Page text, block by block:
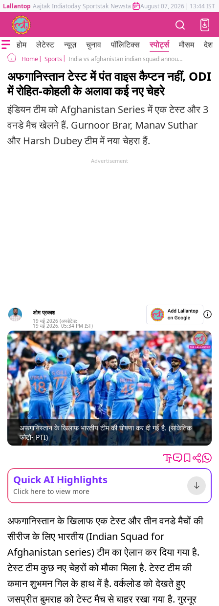
Lallantop Aajtak Indiatoday Sportstak Newstak Mumbai Tak Astrotak
August 07, 2026 | 13:44 IST
होम लेटेस्ट न्यूज़ चुनाव पॉलिटिक्स स्पोर्ट्स मौसम देश
Home Sports India vs afghanistan indian squad announced test series odi series rohit sharma virat kohli harsh dubey gurnoor brar
अफगानिस्तान टेस्ट में पंत वाइस कैप्टन नहीं, ODI
में रोहित-कोहली के अलावा कई नए चेहरे
इंडियन टीम को Afghanistan Series में एक टेस्ट और 3
वनडे मैच खेलने हैं. Gurnoor Brar, Manav Suthar
और Harsh Dubey टीम में नया चेहरा हैं.
Advertisement
ओम प्रकाश
19 मई 2026 (अपडेटेड:
19 मई 2026, 05:34 PM IST)
अफगानिस्तान के खिलाफ भारतीय टीम की घोषणा कर दी गई है. (सांकेतिक
फोटो- PTI)
Quick AI Highlights
Click here to view more
अफगानिस्तान के खिलाफ एक टेस्ट और तीन वनडे मैचों की
सीरीज के लिए भारतीय (Indian Squad for
Afghanistan series) टीम का ऐलान कर दिया गया है.
टेस्ट टीम कुछ नए चेहरों को मौका मिला है. टेस्ट टीम की
कमान शुभमन गिल के हाथ में है. वर्कलोड को देखते हुए
जसप्रीत बुमराह को टेस्ट मैच से बाहर रखा गया है. गुरनूर